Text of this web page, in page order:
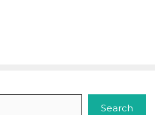
Search